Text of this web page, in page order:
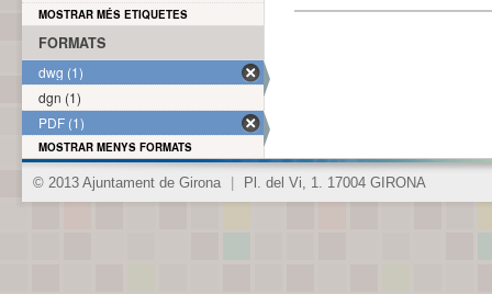
MOSTRAR MÉS ETIQUETES
FORMATS
dwg (1)
dgn (1)
PDF (1)
MOSTRAR MENYS FORMATS
© 2013 Ajuntament de Girona Pl. del Vi, 1. 17004 GIRONA